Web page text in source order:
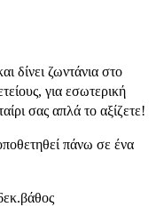
δίνει ζωντάνια στο
για εσωτερική
σας απλά το αξίζετε!
πάνω σε ένα